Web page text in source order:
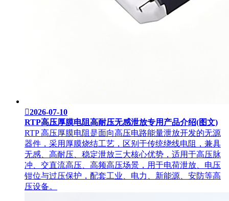
2026-07-10
RTP高压厚膜电阻高耐压无感泄放专用产品介绍(图文)
RTP 高压厚膜电阻是面向高压电路能量泄放开发的无源
器件，采用厚膜烧结工艺，区别于传统绕线电阻，兼具
无感、高耐压、稳定泄放三大核心优势，适用于高压脉
冲、交直流高压、高频高压场景，用于电荷泄放、电压
钳位与过压保护，配套工业、电力、新能源、安防等高
压设备。